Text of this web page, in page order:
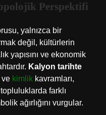
Perspektifi
yalnızca bir
değil, kültürlerin
yapısını ve ekonomik
Kalyon tarihte
ve kimlik kavramları,
farklı
ağırlığını vurgular.